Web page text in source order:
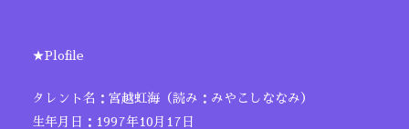
★Plofile
タレント名：宮越虹海（読み：みやこしななみ）
生年月日：1997年10月17日